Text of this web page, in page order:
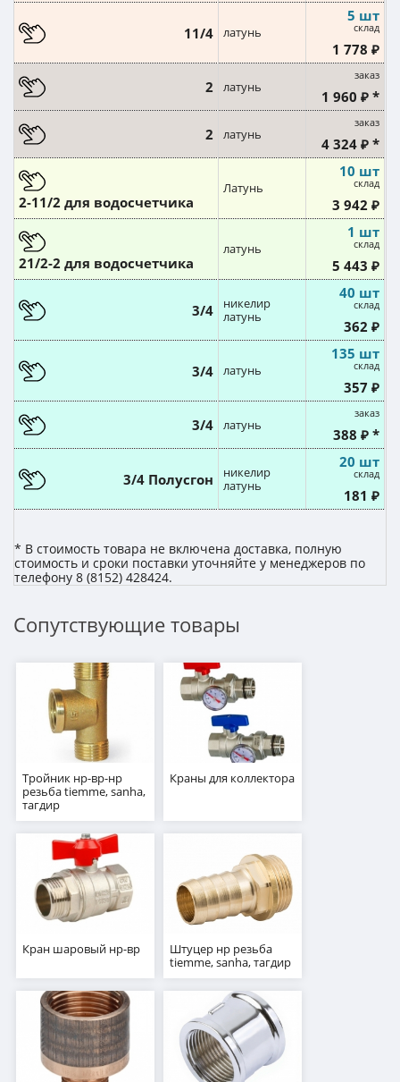
11/4 латунь
5 шт
склад
1 778 ₽
2 латунь
заказ
1 960 ₽ *
2 латунь
заказ
4 324 ₽ *
2-11/2 для водосчетчика
Латунь
10 шт
склад
3 942 ₽
21/2-2 для водосчетчика
латунь
1 шт
склад
5 443 ₽
3/4
никелир
латунь
40 шт
склад
362 ₽
3/4 латунь
135 шт
склад
357 ₽
3/4 латунь
заказ
388 ₽ *
3/4 Полусгон
никелир
латунь
20 шт
склад
181 ₽
* В стоимость товара не включена доставка, полную
стоимость и сроки поставки уточняйте у менеджеров по
телефону 8 (8152) 428424.
Сопутствующие товары
Тройник нр-вр-нр
резьба tiemme, sanha,
тагдир
Краны для коллектора
Кран шаровый нр-вр
Штуцер нр резьба
tiemme, sanha, тагдир